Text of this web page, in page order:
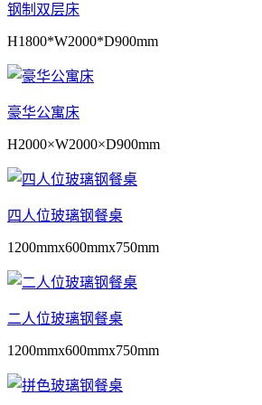
钢制双层床
H1800*W2000*D900mm
豪华公寓床
H2000×W2000×D900mm
四人位玻璃钢餐桌
1200mmx600mmx750mm
二人位玻璃钢餐桌
1200mmx600mmx750mm